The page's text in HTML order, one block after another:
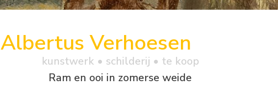
Albertus Verhoesen
kunstwerk • schilderij • te koop
Ram en ooi in zomerse weide